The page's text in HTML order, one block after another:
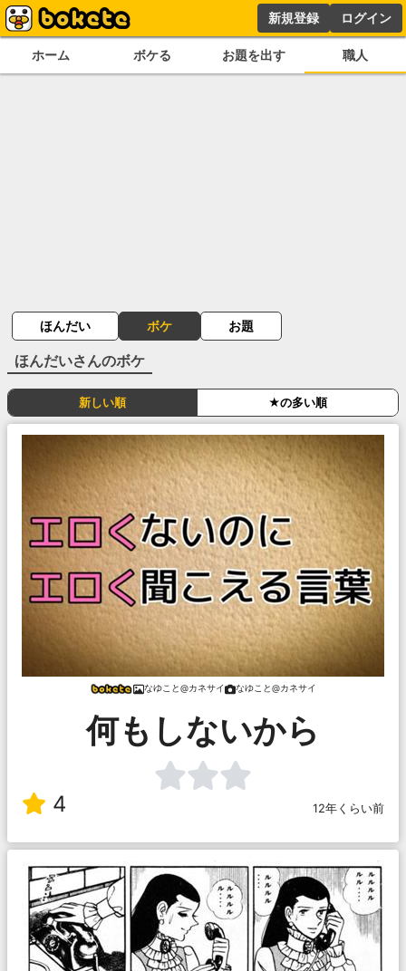
新規登録 ログイン
ホーム ボケる お題を出す 職人
ほんだい ボケ お題
ほんだいさんのボケ
新しい順 ★の多い順
なゆこと@カネサイ なゆこと@カネサイ
何もしないから
4 12年くらい前